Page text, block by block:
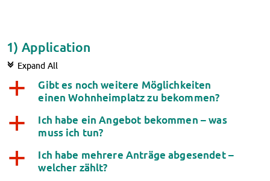
Contact Persons
Accommodation
Dormitories at a glance
Dormitories in Magdeburg
Dormitory application & service
Accomodation tutors
Damage report
1) Application
c Expand All
a
Gibt es noch weitere Möglichkeiten
einen Wohnheimplatz zu bekommen?
a
Ich habe ein Angebot bekommen – was
muss ich tun?
a
Ich habe mehrere Anträge abgesendet –
welcher zählt?